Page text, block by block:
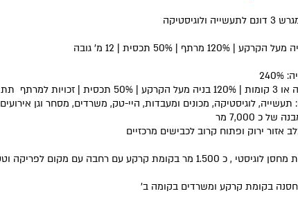
ולוגיסטיקה
תעשייה, לוגיסטיקה, מכונים ומעבדות, היי-טק, משרדים, מסחר וגן אירועים
של כ 7,000 מר
אזור ירוק ופתוח קרוב לכבישים מרכזיים
בקומת קרקע ומשרדים בקומה ב'